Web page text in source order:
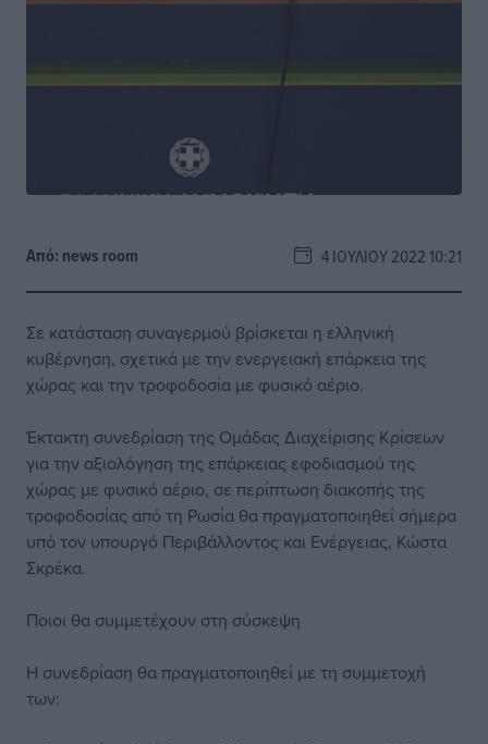
Από: news room 4 ΙΟΥΛΊΟΥ 2022 10:21
Σε κατάσταση συναγερμού βρίσκεται η ελληνική
κυβέρνηση, σχετικά με την ενεργειακή επάρκεια της
χώρας και την τροφοδοσία με φυσικό αέριο.
Έκτακτη συνεδρίαση της Ομάδας Διαχείρισης Κρίσεων
για την αξιολόγηση της επάρκειας εφοδιασμού της
χώρας με φυσικό αέριο, σε περίπτωση διακοπής της
τροφοδοσίας από τη Ρωσία θα πραγματοποιηθεί σήμερα
υπό τον υπουργό Περιβάλλοντος και Ενέργειας, Κώστα
Σκρέκα.
Ποιοι θα συμμετέχουν στη σύσκεψη
Η συνεδρίαση θα πραγματοποιηθεί με τη συμμετοχή
των: